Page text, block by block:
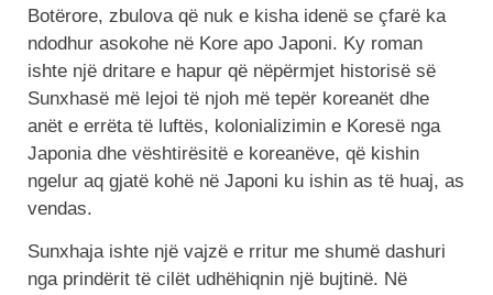
Botërore, zbulova që nuk e kisha idenë se çfarë ka
ndodhur asokohe në Kore apo Japoni. Ky roman
ishte një dritare e hapur që nëpërmjet historisë së
Sunxhasë më lejoi të njoh më tepër koreanët dhe
anët e errëta të luftës, kolonializimin e Koresë nga
Japonia dhe vështirësitë e koreanëve, që kishin
ngelur aq gjatë kohë në Japoni ku ishin as të huaj, as
vendas.
Sunxhaja ishte një vajzë e rritur me shumë dashuri
nga prindërit të cilët udhëhiqnin një bujtinë. Në